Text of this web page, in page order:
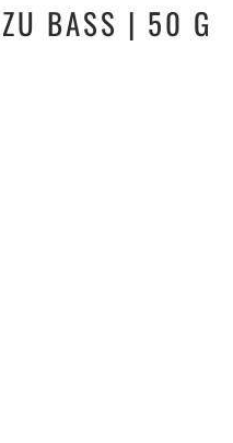
ZU BASS | 50 G